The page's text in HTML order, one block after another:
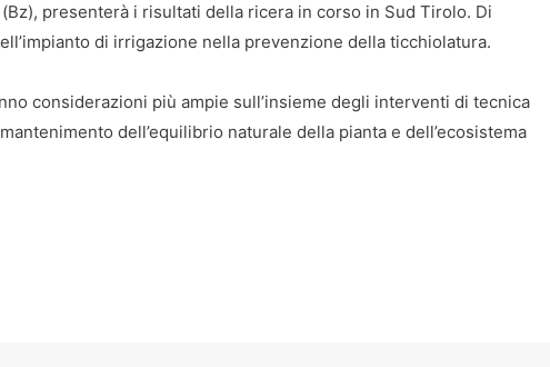
presenterà i risultati della ricera in corso in Sud Tirolo. Di
di irrigazione nella prevenzione della ticchiolatura.
considerazioni più ampie sull’insieme degli interventi di tecnica
dell’equilibrio naturale della pianta e dell’ecosistema